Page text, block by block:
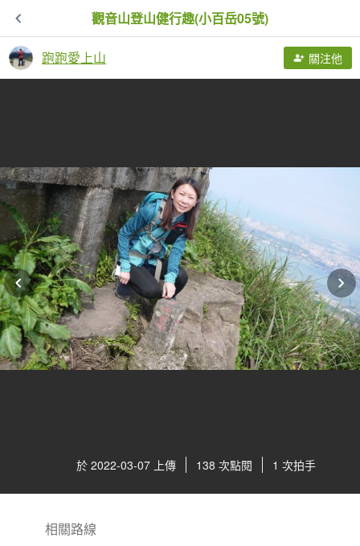
觀音山登山健行趣(小百岳05號)
跑跑愛上山 關注他
於 2022-03-07 上傳 138 次點閱 1 次拍手
相關路線